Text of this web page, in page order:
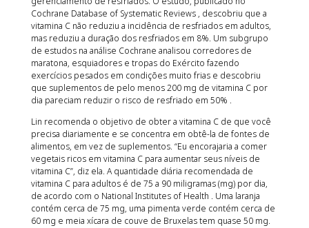
Cochrane Database of Systematic Reviews , descobriu que a
vitamina C não reduziu a incidência de resfriados em adultos,
mas reduziu a duração dos resfriados em 8%. Um subgrupo
de estudos na análise Cochrane analisou corredores de
maratona, esquiadores e tropas do Exército fazendo
exercícios pesados ​​em condições muito frias e descobriu
que suplementos de pelo menos 200 mg de vitamina C por
dia pareciam reduzir o risco de resfriado em 50% .
Lin recomenda o objetivo de obter a vitamina C de que você
precisa diariamente e se concentra em obtê-la de fontes de
alimentos, em vez de suplementos. “Eu encorajaria a comer
vegetais ricos em vitamina C para aumentar seus níveis de
vitamina C”, diz ela. A quantidade diária recomendada de
vitamina C para adultos é de 75 a 90 miligramas (mg) por dia,
de acordo com o National Institutes of Health . Uma laranja
contém cerca de 75 mg, uma pimenta verde contém cerca de
60 mg e meia xícara de couve de Bruxelas tem quase 50 mg.